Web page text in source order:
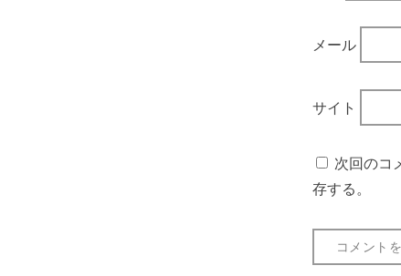
メール
サイト
次回のコ
存する。